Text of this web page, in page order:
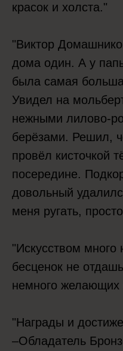
красок и холста."
"Виктор
дома один. А у
была самая
Увидел на
нежными лилово-
берёзами. Решил,
провёл кисточкой
посередине.
довольный
меня ругать,
"Искусством много
бесценок не
немного желающих
"Награды и
–Обладатель